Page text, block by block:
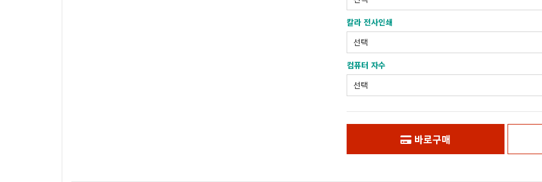
칼라 전사인쇄
컴퓨터 자수
바로구매